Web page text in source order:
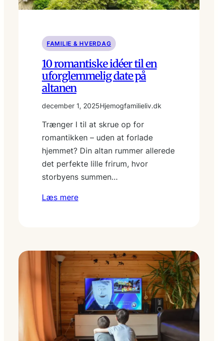
FAMILIE & HVERDAG
10 romantiske idéer til en
uforglemmelig date på
altanen
december 1, 2025Hjemogfamilieliv.dk
Trænger I til at skrue op for
romantikken – uden at forlade
hjemmet? Din altan rummer allerede
det perfekte lille frirum, hvor
storbyens summen…
Læs mere